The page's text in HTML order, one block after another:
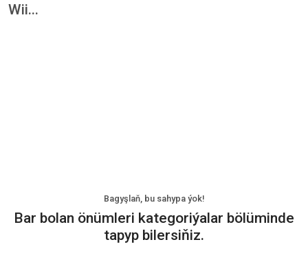
Wii...
Bagyşlaň, bu sahypa ýok!
Bar bolan önümleri kategoriýalar bölüminde
tapyp bilersiňiz.